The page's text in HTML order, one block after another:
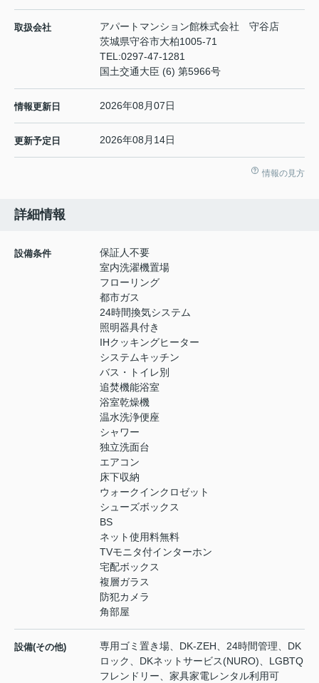
取扱会社
アパートマンション館株式会社 守谷店
茨城県守谷市大柏1005-71
TEL:0297-47-1281
国土交通大臣 (6) 第5966号
情報更新日 2026年08月07日
更新予定日 2026年08月14日
情報の見方
詳細情報
設備条件
保証人不要
室内洗濯機置場
フローリング
都市ガス
24時間換気システム
照明器具付き
IHクッキングヒーター
システムキッチン
バス・トイレ別
追焚機能浴室
浴室乾燥機
温水洗浄便座
シャワー
独立洗面台
エアコン
床下収納
ウォークインクロゼット
シューズボックス
BS
ネット使用料無料
TVモニタ付インターホン
宅配ボックス
複層ガラス
防犯カメラ
角部屋
設備(その他)
専用ゴミ置き場、DK-ZEH、24時間管理、DK
ロック、DKネットサービス(NURO)、LGBTQ
フレンドリー、家具家電レンタル利用可